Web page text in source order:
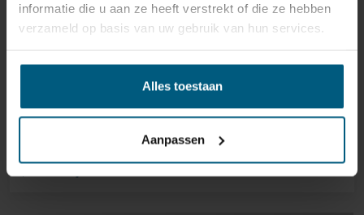
informatie die u aan ze heeft verstrekt of die ze hebben
verzameld op basis van uw gebruik van hun services.
Alles toestaan
Aanpassen
PETROL
19,95